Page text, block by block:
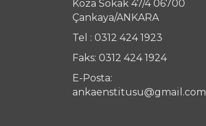
Koza Sokak 47/4 06700
Çankaya/ANKARA
Tel : 0312 424 1923
Faks: 0312 424 1924
E-Posta:
ankaenstitusu@gmail.com